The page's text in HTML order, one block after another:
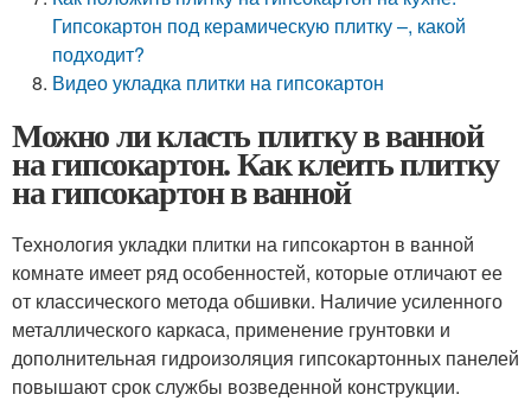
Гипсокартон под керамическую плитку –, какой
подходит?
Видео укладка плитки на гипсокартон
Можно ли класть плитку в ванной
на гипсокартон. Как клеить плитку
на гипсокартон в ванной
Технология укладки плитки на гипсокартон в ванной
комнате имеет ряд особенностей, которые отличают ее
от классического метода обшивки. Наличие усиленного
металлического каркаса, применение грунтовки и
дополнительная гидроизоляция гипсокартонных панелей
повышают срок службы возведенной конструкции.